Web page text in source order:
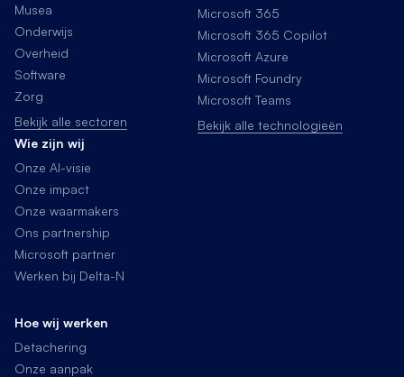
Musea
Onderwijs
Overheid
Software
Zorg
Bekijk alle sectoren
Microsoft 365
Microsoft 365 Copilot
Microsoft Azure
Microsoft Foundry
Microsoft Teams
Bekijk alle technologieën
Wie zijn wij
Onze AI-visie
Onze impact
Onze waarmakers
Ons partnership
Microsoft partner
Werken bij Delta-N
Hoe wij werken
Detachering
Onze aanpak